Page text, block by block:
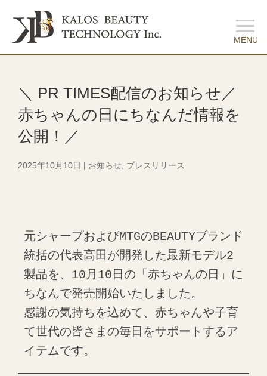
＼ PR TIMES配信のお知らせ／
赤ちゃんの日にちなんだ情報を
公開！／
2025年10月10日 | お知らせ プレスリリース
元シャープおよびMTGのBEAUTYブランド
統括の代表高田が開発した最新モデル2
製品を、10月10日の「赤ちゃんの日」に
ちなんで発売開始いたしました。
感謝の気持ちを込めて、赤ちゃんや子育
て世代の皆さまの毎日をサポートするア
イテムです。